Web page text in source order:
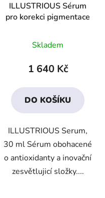
ILLUSTRIOUS Sérum
pro korekci pigmentace
hodnocení
produktu
3,7
z
hvězdiček.
Skladem
1 640 Kč
DO KOŠÍKU
ILLUSTRIOUS Serum,
30 ml Sérum obohacené
o antioxidanty a inovační
zesvětlujicí složky....